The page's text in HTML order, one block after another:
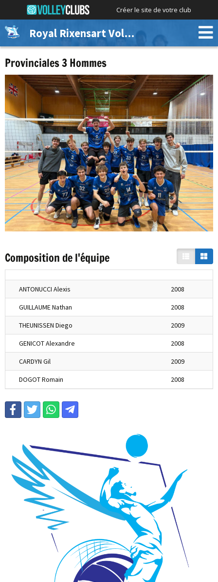
Créer le site de votre club
Royal Rixensart Volley
Provinciales 3 Hommes
Composition de l'équipe
ANTONUCCI Alexis 2008
GUILLAUME Nathan 2008
THEUNISSEN Diego 2009
GENICOT Alexandre 2008
CARDYN Gil 2009
DOGOT Romain 2008